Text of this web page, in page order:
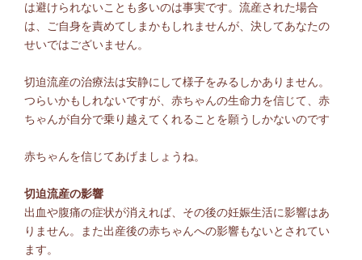
は避けられないことも多いのは事実です。流産された場合
は、ご自身を責めてしまかもしれませんが、決してあなたの
せいではございません。
切迫流産の治療法は安静にして様子をみるしかありません。
つらいかもしれないですが、赤ちゃんの生命力を信じて、赤
ちゃんが自分で乗り越えてくれることを願うしかないのです
赤ちゃんを信じてあげましょうね。
切迫流産の影響
出血や腹痛の症状が消えれば、その後の妊娠生活に影響はあ
りません。また出産後の赤ちゃんへの影響もないとされてい
ます。